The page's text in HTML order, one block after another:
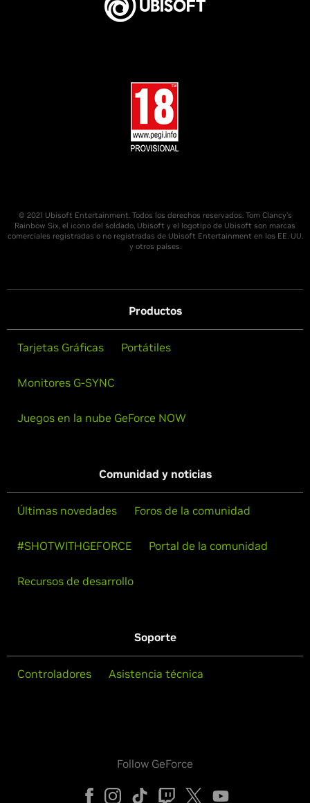
© 2021 Ubisoft Entertainment. Todos los derechos reservados. Tom Clancy’s
Rainbow Six, el icono del soldado, Ubisoft y el logotipo de Ubisoft son marcas
comerciales registradas o no registradas de Ubisoft Entertainment en los EE. UU.
y otros países.
Productos
Tarjetas Gráficas Portátiles
Monitores G-SYNC
Juegos en la nube GeForce NOW
Comunidad y noticias
Últimas novedades Foros de la comunidad
#SHOTWITHGEFORCE Portal de la comunidad
Recursos de desarrollo
Soporte
Controladores Asistencia técnica
Follow GeForce